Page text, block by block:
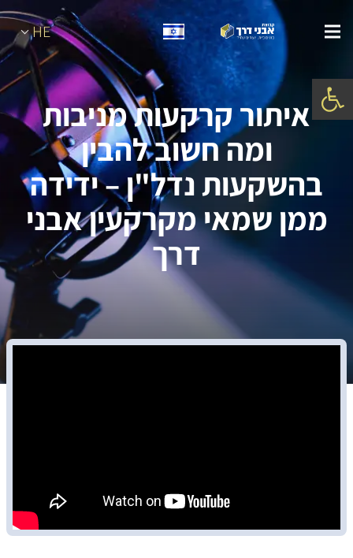
פתח סרגל נגישות
HE
איתור קרקעות מניבות
ומה חשוב להבין
בהשקעות נדל"ן – ידידה
ממן שמאי מקרקעין אבני
דרך